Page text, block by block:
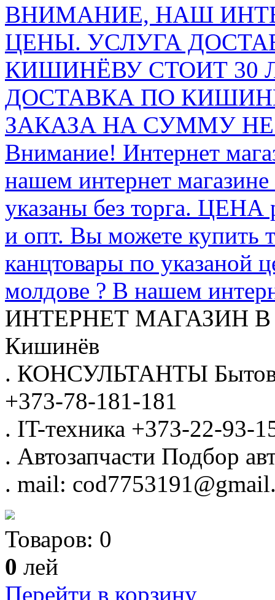
ВНИМАНИЕ, НАШ
ЦЕНЫ. УСЛУГА
КИШИНЁВУ СТОИТ 30
ДОСТАВКА ПО
ЗАКАЗА НА СУММУ НЕ
Внимание! Интернет
нашем интернет
указаны без торга.
и опт. Вы можете купить
канцтовары по указаной
молдове ? В нашем
ИНТЕРНЕТ МАГАЗИН
Кишинёв
. КОНСУЛЬТАНТЫ
+373-78-181-181
. IT-техника +373-22-93-
. Автозапчасти Подбор
. mail:
Товаров: 0
0 лей
Перейти в корзину